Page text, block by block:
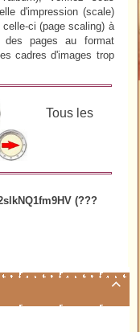

d'impression (scale)
ci (page scaling) à
pages au format
cadres d'images trop
Tous les
(???